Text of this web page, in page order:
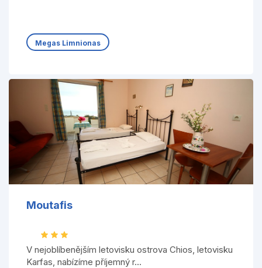
Megas Limnionas
Moutafis
V nejoblíbenějším letovisku ostrova Chios, letovisku
Karfas, nabízíme příjemný r...